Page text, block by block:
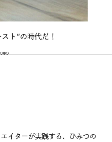
ト”の時代だ！
エイターが実践する、ひみつの